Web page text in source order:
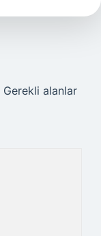
Gerekli alanlar